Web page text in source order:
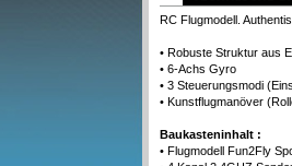
RC Flugmodell.
• Robuste Struktur aus
• 6-Achs Gyro
• 3 Steuerungsmodi
• Kunstflugmanöver
Baukasteninhalt :
• Flugmodell Fun2Fly